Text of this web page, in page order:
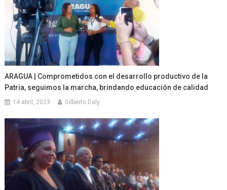
ARAGUA | Comprometidos con el desarrollo productivo de la
Patria, seguimos la marcha, brindando educación de calidad
14 abril, 2023 Gilberto Daly